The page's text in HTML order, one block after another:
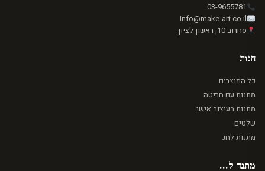
03-9655781
info@make-art.co.il
סחרוב 10, ראשון לציון
חנות
כל המוצרים
מתנות עם חריטה
מתנות בעיצוב אישי
שלטים
מתנות לחג
מתנה ל...